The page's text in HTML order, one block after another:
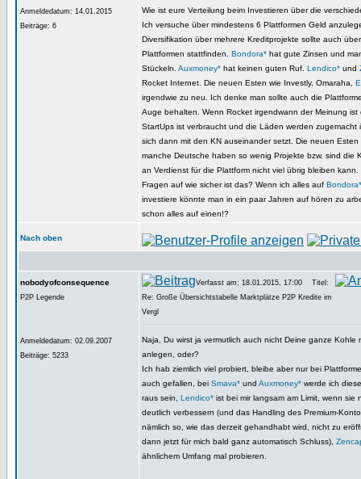
Anmeldedatum: 14.01.2015
Beiträge: 6
Wie ist eure Verteilung beim Investieren über die
Ich versuche über mindestens 6 Plattformen Geld
Diversifikation über mehrere Kreditprojekte sollte auch
Plattformen stattfinden. Bondora* hat gute Zinsen und
Stückeln. Auxmoney* hat keinen guten Ruf. Lendico* und
Rocket Internet. Die neuen Esten wie Investly, Omaraha,
irgendwie zu neu. Ich denke man sollte auch die
Auge behalten. Wenn Rocket irgendwann der Meinung ist
StartUps ist verbraucht und die Läden werden zugemacht
sich dann mit den KN auseinander setzt. Die neuen
manche Deutsche haben so wenig Projekte bzw. sind die
an Verdienst für die Plattform nicht viel übrig bleiben
Fragen auf wie sicher ist das? Wenn ich alles auf Bondora*
investiere könnte man in ein paar Jahren auf hören zu
schon alles auf einen!?
Nach oben
nobodyofconsequence
P2P Legende
Anmeldedatum: 02.09.2007
Beiträge: 5233
Verfasst am: 18.01.2015, 17:00
Titel:
Re: Große Übersichtstabelle Marktplätze P2P Kredite im
Vergl
Naja, Du wirst ja vermutlich auch nicht Deine ganze Kohle
anlegen, oder?
Ich hab ziemlich viel probiert, bleibe aber nur bei
auch gefallen, bei Smava* und Auxmoney* werde ich
raus sein, Lendico* ist bei mir langsam am Limit, wenn sie
deutlich verbessern (und das Handling des Premium-
nämlich so, wie das derzeit gehandhabt wird, nicht zu
dann jetzt für mich bald ganz automatisch Schluss),
ähnlichem Umfang mal probieren.